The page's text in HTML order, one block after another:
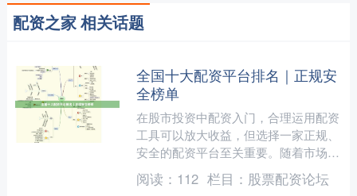
配资之家 相关话题
全国十大配资平台排名｜正规安
全榜单
在股市投资中配资入门，合理运用配资
工具可以放大收益，但选择一家正规、
安全的配资平台至关重要。随着市场监
管日趋严格，许多不合规平台已被淘
汰，但仍有部分投资者因信息....
阅读： 112 栏目： 股票配资论坛